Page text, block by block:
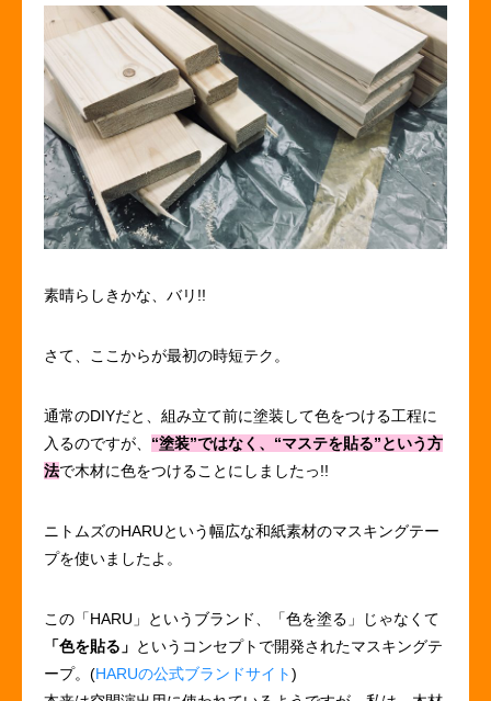
素晴らしきかな、バリ!!
さて、ここからが最初の時短テク。
通常のDIYだと、組み立て前に塗装して色をつける工程に
入るのですが、 “塗装”ではなく、“マステを貼る”という方
法で木材に色をつけることにしましたっ!!
ニトムズのHARUという幅広な和紙素材のマスキングテー
プを使いましたよ。
この「HARU」というブランド、「色を塗る」じゃなくて
「色を貼る」 というコンセプトで開発されたマスキングテ
ープ。(HARUの公式ブランドサイト)